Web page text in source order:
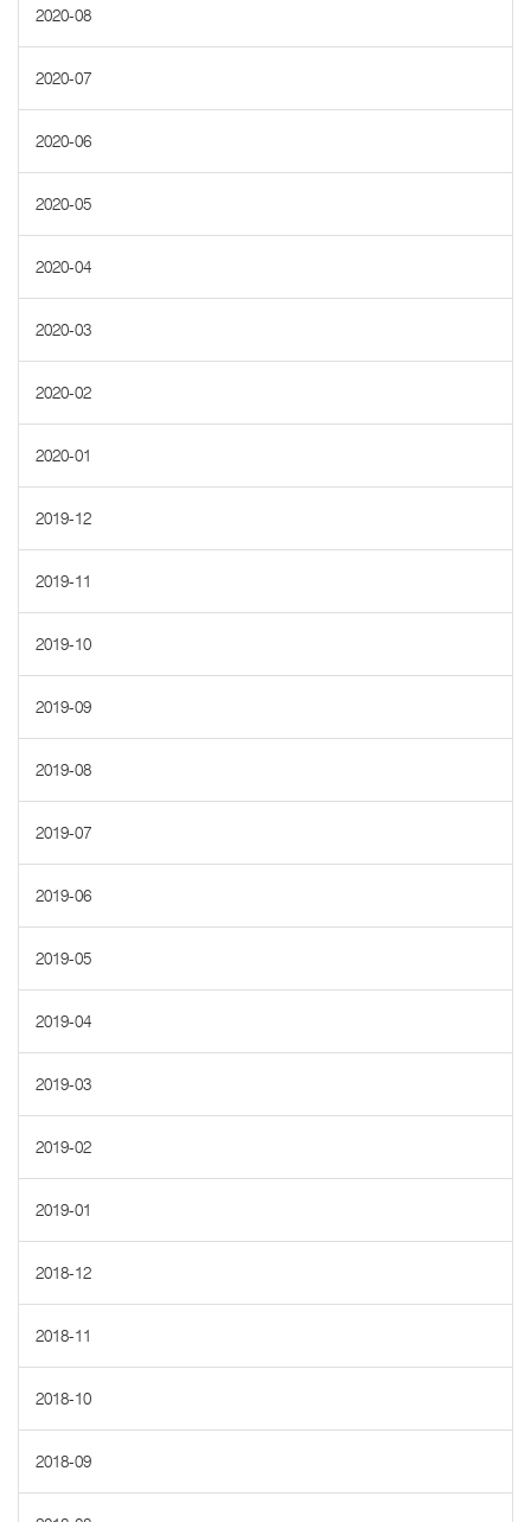
2020-08
2020-07
2020-06
2020-05
2020-04
2020-03
2020-02
2020-01
2019-12
2019-11
2019-10
2019-09
2019-08
2019-07
2019-06
2019-05
2019-04
2019-03
2019-02
2019-01
2018-12
2018-11
2018-10
2018-09